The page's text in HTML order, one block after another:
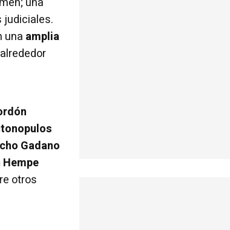
judiciales.
una amplia
alrededor
Gadano
otros